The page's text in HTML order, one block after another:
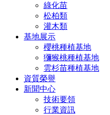
綠化苗
松柏類
灌木類
基地展示
櫻桃種植基地
獼猴桃種植基地
雲杉苗種植基地
資質榮譽
新聞中心
技術要領
行業資訊